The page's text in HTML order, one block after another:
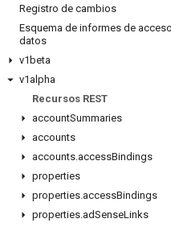
Registro de cambios
Esquema de informes de
datos
v1beta
v1alpha
Recursos REST
accountSummaries
accounts
accounts.accessBindings
properties
properties.accessBindings
properties.adSenseLinks